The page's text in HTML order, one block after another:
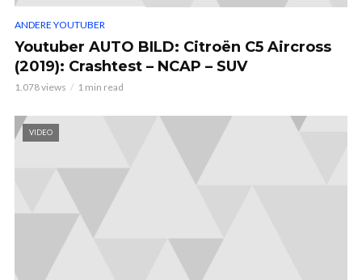
ANDERE YOUTUBER
Youtuber AUTO BILD: Citroën C5 Aircross
(2019): Crashtest – NCAP – SUV
1.078 views 1 min read
VIDEO